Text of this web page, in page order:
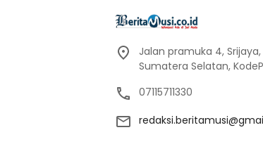
Jalan pramuka 4,
Sumatera Selatan,
07115711330